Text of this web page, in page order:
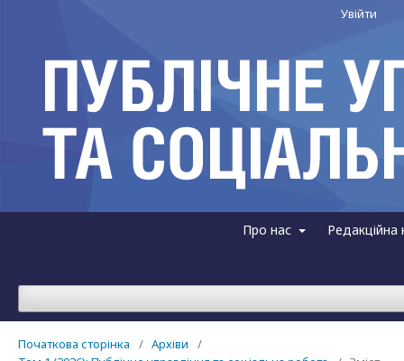
Про нас Редакційна
Увійти
Початкова сторінка / Архіви
/